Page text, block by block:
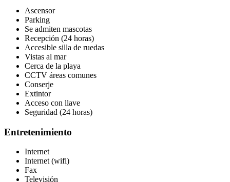
Ascensor
Parking
Se admiten mascotas
Recepción (24 horas)
Accesible silla de ruedas
Vistas al mar
Cerca de la playa
CCTV áreas comunes
Conserje
Extintor
Acceso con llave
Seguridad (24 horas)
Entretenimiento
Internet
Internet (wifi)
Fax
Televisión